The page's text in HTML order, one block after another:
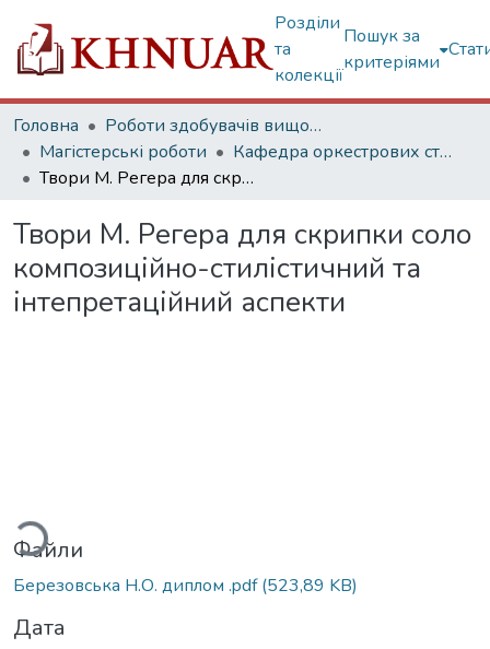
Розділи
та
колекції
Пошук за
критеріями
Головна
Роботи здобувачів вищої освіти
Магістерські роботи
Кафедра оркестрових струнних інструментів
Твори М. Регера для скрипки соло композиційно-стилістичний та інтепретаційний аспекти
Твори М. Регера для скрипки соло
композиційно-стилістичний та
інтепретаційний аспекти
Файли
Березовська Н.О. диплом .pdf(523,89 KB)
Дата